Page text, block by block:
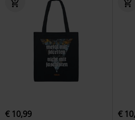
€ 10,99 €